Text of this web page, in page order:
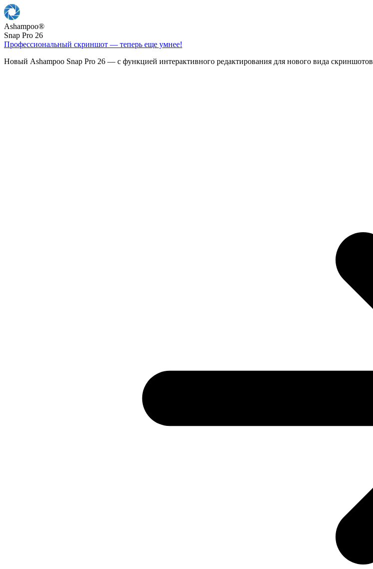
Ashampoo®
Snap Pro 26
Профессиональный скриншот — теперь еще умнее!
Новый Ashampoo Snap Pro 26 — с функцией интерактивного редактирования для нового вида скриншотов